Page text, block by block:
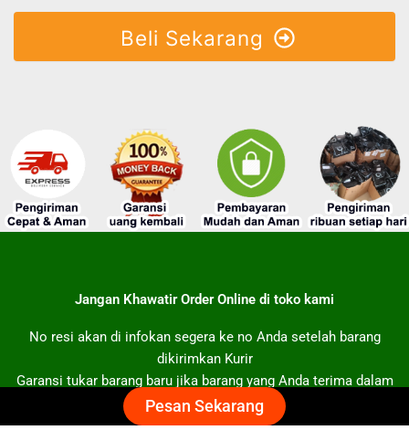
Pesan Sekarang
Beli Sekarang
Jangan Khawatir Order Online di toko kami
No resi akan di infokan segera ke no Anda setelah barang
dikirimkan Kurir
Garansi tukar barang baru jika barang yang Anda terima dalam
keadaan rusak